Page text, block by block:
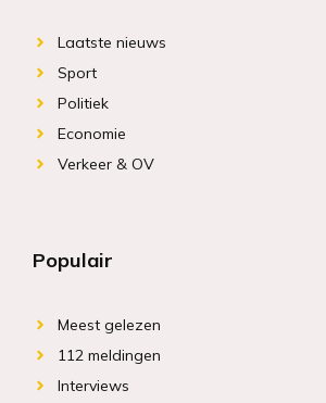
Laatste nieuws
Sport
Politiek
Economie
Verkeer & OV
Populair
Meest gelezen
112 meldingen
Interviews